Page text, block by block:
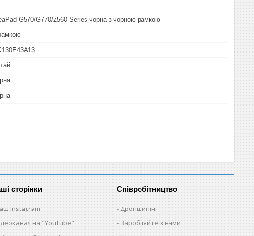
G570/G770/Z560 Series чорна з чорною рамкою
сторінки
Instagram
на "YouTube"
Співробітництво
Дропшипінг
Заробляйте з нами